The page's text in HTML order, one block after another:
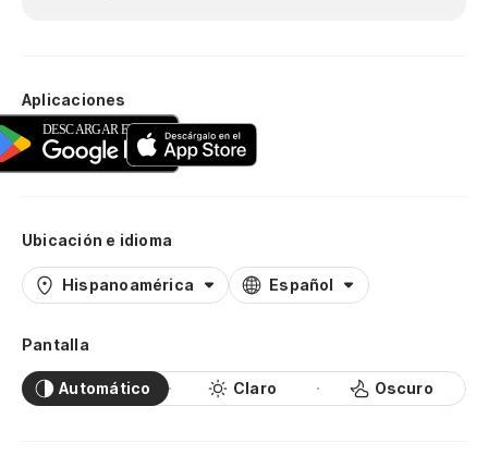
Aplicaciones
Ubicación e idioma
Hispanoamérica Español
Pantalla
Automático Claro Oscuro